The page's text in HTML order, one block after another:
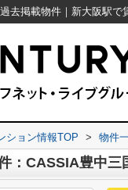
ション情報TOP > 物件
：CASSIA豊中三